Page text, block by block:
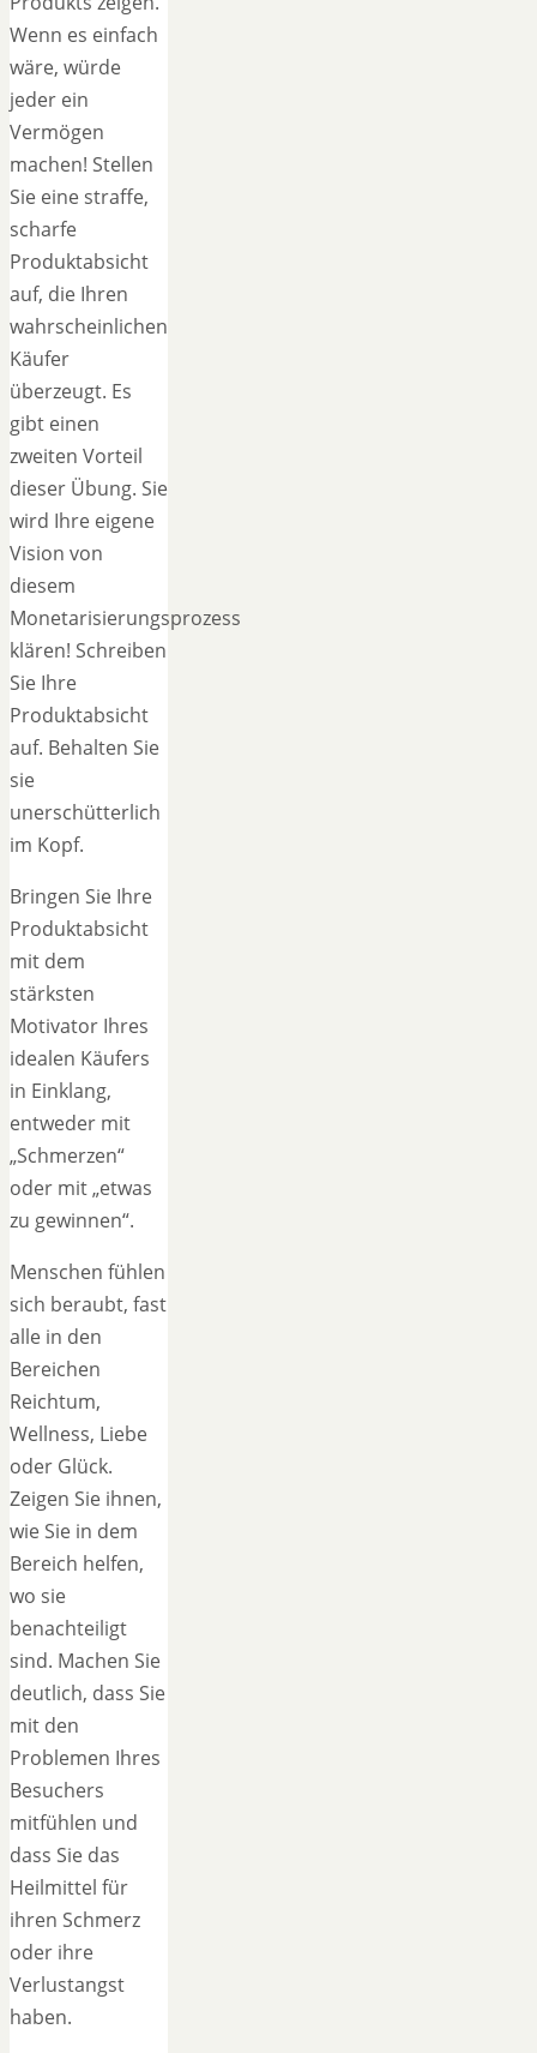
Wenn es einfach
wäre, würde
jeder ein
Vermögen
machen! Stellen
Sie eine straffe,
scharfe
Produktabsicht
auf, die Ihren
wahrscheinlichen
Käufer
überzeugt. Es
gibt einen
zweiten Vorteil
dieser Übung. Sie
wird Ihre eigene
Vision von
diesem
Monetarisierungsprozess
klären! Schreiben
Sie Ihre
Produktabsicht
auf. Behalten Sie
sie
unerschütterlich
im Kopf.
Bringen Sie Ihre
Produktabsicht
mit dem
stärksten
Motivator Ihres
idealen Käufers
in Einklang,
entweder mit
„Schmerzen“
oder mit „etwas
zu gewinnen“.
Menschen fühlen
sich beraubt, fast
alle in den
Bereichen
Reichtum,
Wellness, Liebe
oder Glück.
Zeigen Sie ihnen,
wie Sie in dem
Bereich helfen,
wo sie
benachteiligt
sind. Machen Sie
deutlich, dass Sie
mit den
Problemen Ihres
Besuchers
mitfühlen und
dass Sie das
Heilmittel für
ihren Schmerz
oder ihre
Verlustangst
haben.